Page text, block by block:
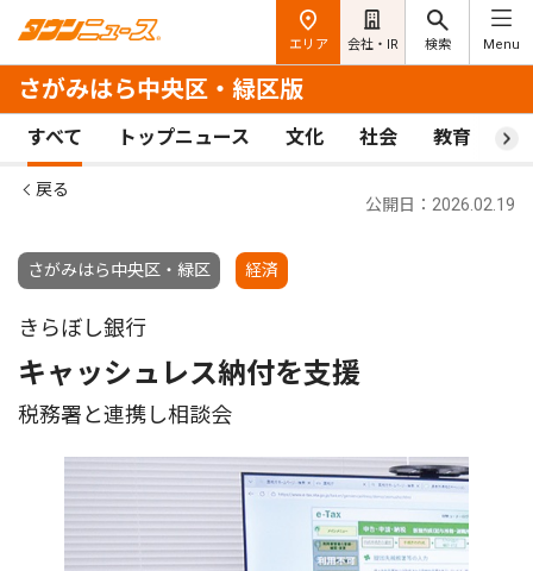
エリア 会社・IR 検索 Menu
さがみはら中央区・緑区版
すべて トップニュース 文化 社会 教育 ス
戻る
さがみはら中央区・緑区 経済
公開日：2026.02.19
きらぼし銀行
キャッシュレス納付を支援
税務署と連携し相談会